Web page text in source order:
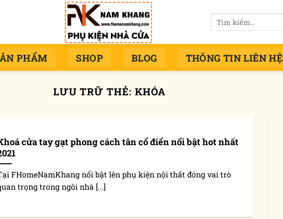
Tìm
kiếm:
PHẨM SHOP BLOG THÔNG TIN LIÊN HỆ
LƯU TRỮ THẺ:KHÓA
cửa tay gạt phong cách tân cổ điển nổi bật hot nhất
FHomeNamKhang nổi bật lên phụ kiện nội thất đóng vai trò
trọng trong ngôi nhà [...]